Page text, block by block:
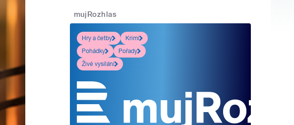
mujRozhlas
Hry a četby
Krimi
Pohádky
Pořady
Živé vysílání